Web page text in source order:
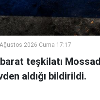
2026 Cuma 17:17
teşkilatı
aldığı bildirildi.